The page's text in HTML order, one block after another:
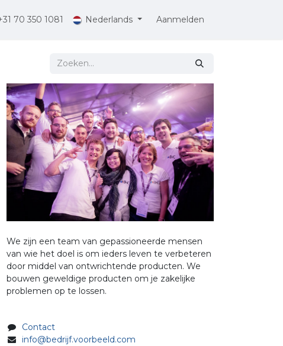
70 350 1081 Nederlands Aanmelden
We zijn een team van gepassioneerde mensen
van wie het doel is om ieders leven te verbeteren
door middel van ontwrichtende producten. We
bouwen geweldige producten om je zakelijke
problemen op te lossen.
Contact
info@bedrijf.voorbeeld.com